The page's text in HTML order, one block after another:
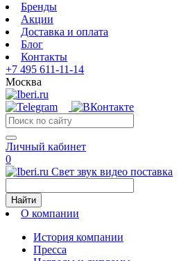
Бренды
Акции
Доставка и оплата
Блог
Контакты
+7 495 611-11-14
Москва
Личный кабинет
0
Свет звук видео поставка
Найти
О компании
История компании
Пресса